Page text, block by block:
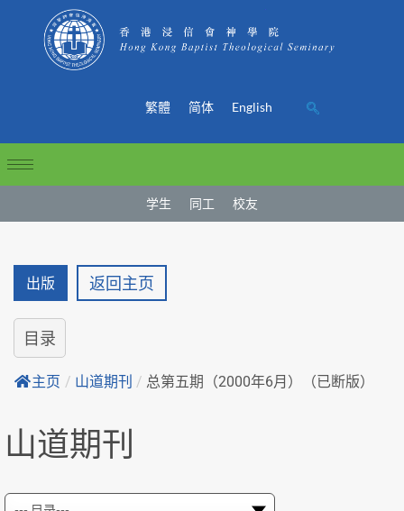
繁體 简体 English
学生 同工 校友
出版 返回主页
目录
主页 / 山道期刊 / 总第五期（2000年6月）（已断版）
山道期刊